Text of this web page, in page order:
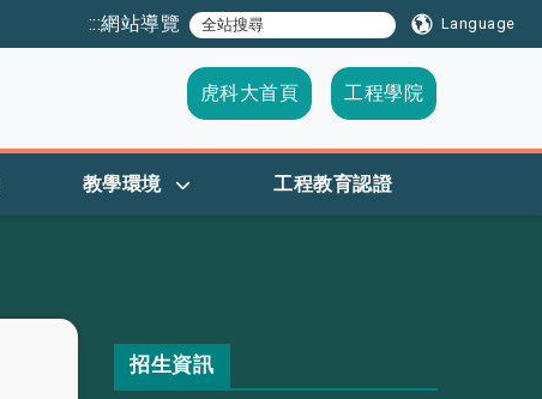
:::網站導覽 Language
虎科大首頁
工程學院
教學環境 工程教育認證
招生資訊